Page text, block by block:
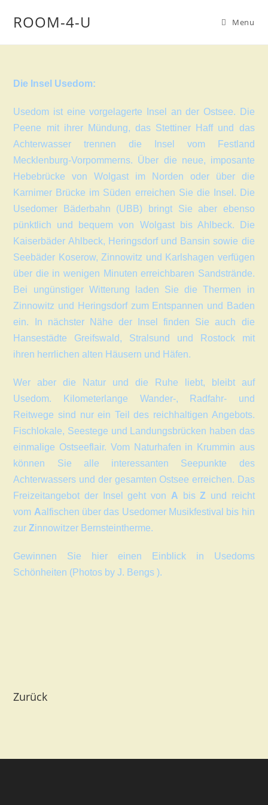
ROOM-4-U Menu
Die Insel Usedom:
Usedom ist eine vorgelagerte Insel an der Ostsee. Die
Peene mit ihrer Mündung, das Stettiner Haff und das
Achterwasser trennen die Insel vom Festland
Mecklenburg-Vorpommerns. Über die neue, imposante
Hebebrücke von Wolgast im Norden oder über die
Karnimer Brücke im Süden erreichen Sie die Insel. Die
Usedomer Bäderbahn (UBB) bringt Sie aber ebenso
pünktlich und bequem von Wolgast bis Ahlbeck. Die
Kaiserbäder Ahlbeck, Heringsdorf und Bansin sowie die
Seebäder Koserow, Zinnowitz und Karlshagen verfügen
über die in wenigen Minuten erreichbaren Sandstrände.
Bei ungünstiger Witterung laden Sie die Thermen in
Zinnowitz und Heringsdorf zum Entspannen und Baden
ein. In nächster Nähe der Insel finden Sie auch die
Hansestädte Greifswald, Stralsund und Rostock mit
ihren herrlichen alten Häusern und Häfen.
Wer aber die Natur und die Ruhe liebt, bleibt auf
Usedom. Kilometerlange Wander-, Radfahr- und
Reitwege sind nur ein Teil des reichhaltigen Angebots.
Fischlokale, Seestege und Landungsbrücken haben das
einmalige Ostseeflair. Vom Naturhafen in Krummin aus
können Sie alle interessanten Seepunkte des
Achterwassers und der gesamten Ostsee erreichen. Das
Freizeitangebot der Insel geht von A bisZ und reicht
vom Aalfischen über das Usedomer Musikfestival bis hin
zurZinnowitzer Bernsteintherme.
Gewinnen Sie hier einen Einblick in Usedoms
Schönheiten (Photos byJ. Bengs ).
Zurück